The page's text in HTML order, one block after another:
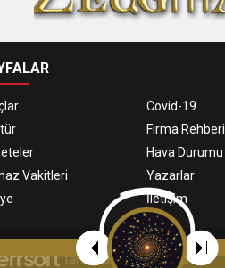
Covid-19
Firma Rehberi
Hava Durumu
Vakitleri
Yazarlar
İletişim
tarafından uyarlanmıştır.